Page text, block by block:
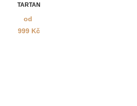
TARTAN
od
999 Kč